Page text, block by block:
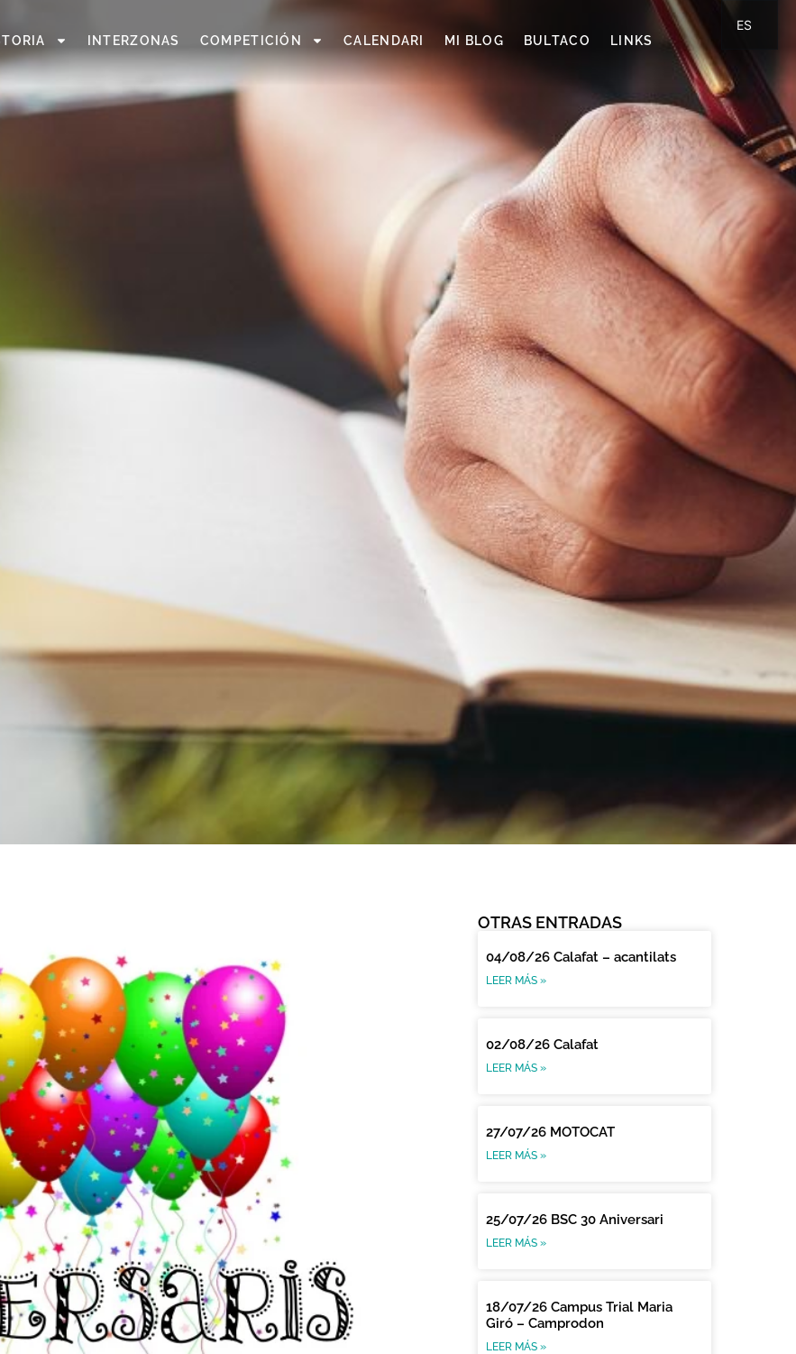
INTERZONAS COMPETICIÓN CALENDARI MI BLOG BULTACO LINKS
OTRAS ENTRADAS
04/08/26 Calafat – acantilats
LEER MÁS »
02/08/26 Calafat
LEER MÁS »
27/07/26 MOTOCAT
LEER MÁS »
25/07/26 BSC 30 Aniversari
LEER MÁS »
18/07/26 Campus Trial Maria
Giró – Camprodon
LEER MÁS »
ES